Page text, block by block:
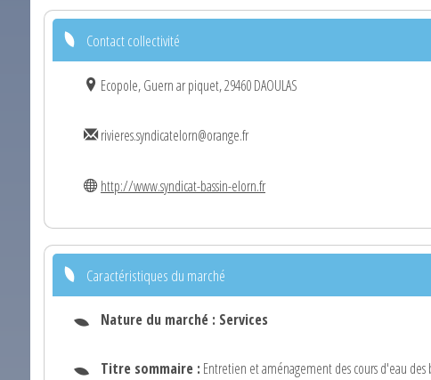
Contact collectivité
Ecopole, Guern ar piquet, 29460 DAOULAS
rivieres.syndicatelorn@orange.fr
http://www.syndicat-bassin-elorn.fr
Caractéristiques du marché
Nature du marché : Services
Titre sommaire : Entretien et aménagement des cours d'eau des